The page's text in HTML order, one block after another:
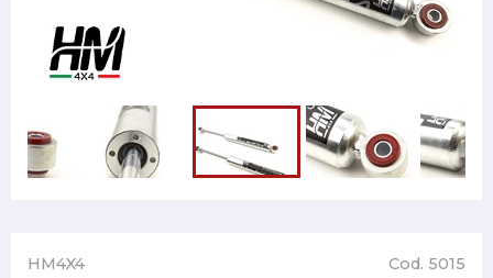
HM4X4 Cod. 5015